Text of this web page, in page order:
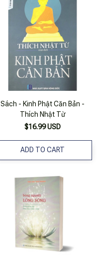
Sách - Kinh Phật Căn Bản -
Thích Nhật Từ
$16.99 USD
ADD TO CART